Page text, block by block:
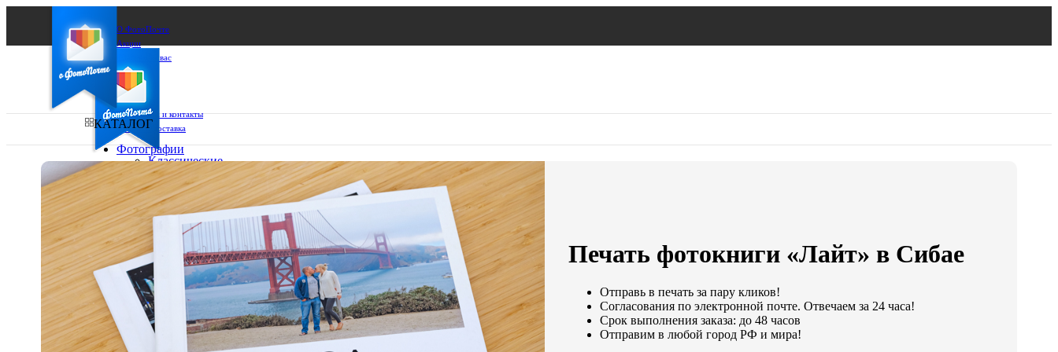
О ФотоПочте
Акции
Сделаем за вас
Бизнесу
FAQ
Франшиза
Поддержка и контакты
Оплата и доставка
Ваш город:
Ваш регион доставки
Выберите из списка:
КАТАЛОГ
Фотографии
Классические
фото
10х10
10х15
13х18
15х15
15х20
20х20
20х30
30х30
30х40
А4
Фото
Печать фотокниги «Лайт» в Сибае
Отправь в печать за пару кликов!
Согласования по электронной почте. Отвечаем за 24 часа!
Срок выполнения заказа: до 48 часов
Отправим в любой город РФ и мира!